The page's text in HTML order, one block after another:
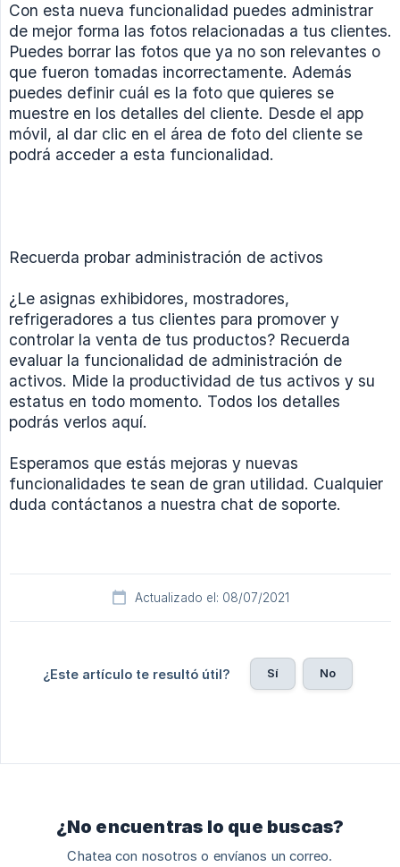
Con esta nueva funcionalidad puedes administrar
de mejor forma las fotos relacionadas a tus clientes.
Puedes borrar las fotos que ya no son relevantes o
que fueron tomadas incorrectamente. Además
puedes definir cuál es la foto que quieres se
muestre en los detalles del cliente. Desde el app
móvil, al dar clic en el área de foto del cliente se
podrá acceder a esta funcionalidad.
Recuerda probar administración de activos
¿Le asignas exhibidores, mostradores,
refrigeradores a tus clientes para promover y
controlar la venta de tus productos? Recuerda
evaluar la funcionalidad de administración de
activos. Mide la productividad de tus activos y su
estatus en todo momento. Todos los detalles
podrás verlos aquí.
Esperamos que estás mejoras y nuevas
funcionalidades te sean de gran utilidad. Cualquier
duda contáctanos a nuestra chat de soporte.
Actualizado el: 08/07/2021
¿Este artículo te resultó útil? Sí No
¿No encuentras lo que buscas?
Chatea con nosotros o envíanos un correo.